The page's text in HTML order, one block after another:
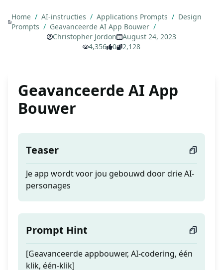
Home / AI-instructies / Applications Prompts / Design
Prompts / Geavanceerde AI App Bouwer /
Christopher Jordon
August 24, 2023
4,356
0 2,128
Geavanceerde AI App
Bouwer
Teaser
Je app wordt voor jou gebouwd door drie AI-
personages
Prompt Hint
[Geavanceerde appbouwer, AI-codering, één
klik, één-klik]